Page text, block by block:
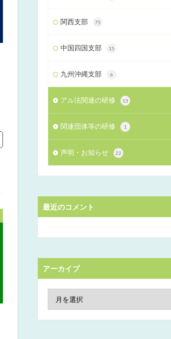
関西支部 75
中国四国支部 15
九州沖縄支部 6
アル法関連の研修 13
関連団体等の研修 1
声明・お知らせ 22
最近のコメント
アーカイブ